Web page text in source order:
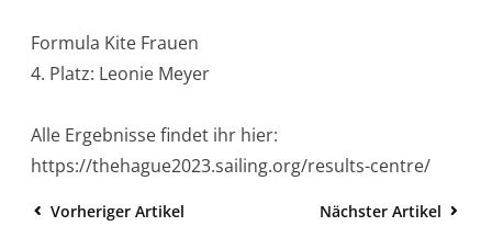
Formula Kite Frauen
4. Platz: Leonie Meyer
Alle Ergebnisse findet ihr hier:
https://thehague2023.sailing.org/results-centre/
Vorheriger Artikel Nächster Artikel